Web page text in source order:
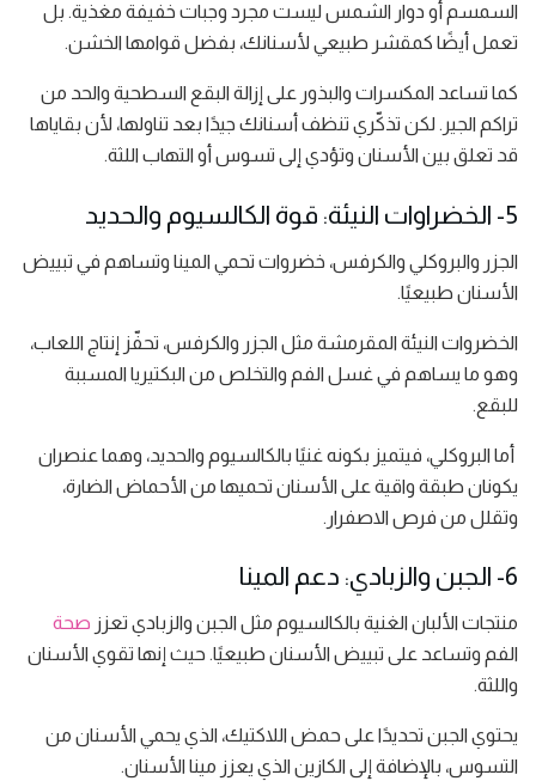
السمسم أو دوار الشمس ليست مجرد وجبات خفيفة مغذية. بل
تعمل أيضًا كمقشر طبيعي لأسنانك، بفضل قوامها الخشن.
كما تساعد المكسرات والبذور على إزالة البقع السطحية والحد من
تراكم الجير. لكن تذكّري تنظف أسنانك جيدًا بعد تناولها، لأن بقاياها
قد تعلق بين الأسنان وتؤدي إلى تسوس أو التهاب اللثة.
5- الخضراوات النيئة: قوة الكالسيوم والحديد
الجزر والبروكلي والكرفس، خضروات تحمي المينا وتساهم في تبييض
الأسنان طبيعيًا.
الخضروات النيئة المقرمشة مثل الجزر والكرفس، تحفّز إنتاج اللعاب،
وهو ما يساهم في غسل الفم والتخلص من البكتيريا المسببة
للبقع.
أما البروكلي، فيتميز بكونه غنيًا بالكالسيوم والحديد، وهما عنصران
يكونان طبقة واقية على الأسنان تحميها من الأحماض الضارة،
وتقلل من فرص الاصفرار.
6- الجبن والزبادي: دعم المينا
منتجات الألبان الغنية بالكالسيوم مثل الجبن والزبادي تعزز صحة
الفم وتساعد على تبييض الأسنان طبيعيًا. حيث إنها تقوي الأسنان
واللثة.
يحتوي الجبن تحديدًا على حمض اللاكتيك، الذي يحمي الأسنان من
التسوس، بالإضافة إلى الكازين الذي يعزز مينا الأسنان.